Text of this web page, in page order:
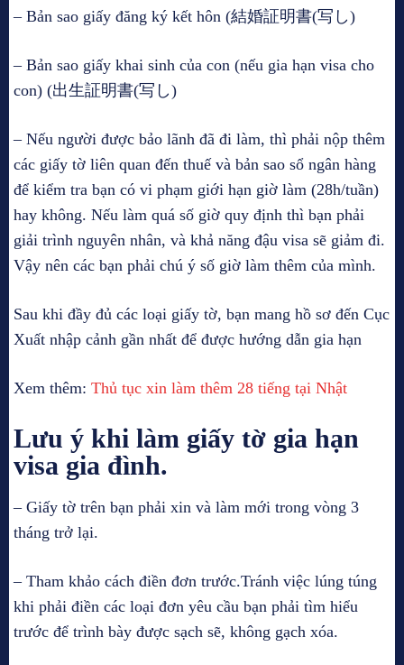
– Bản sao giấy đăng ký kết hôn (結婚証明書(写し)
– Bản sao giấy khai sinh của con (nếu gia hạn visa cho
con) (出生証明書(写し)
– Nếu người được bảo lãnh đã đi làm, thì phải nộp thêm
các giấy tờ liên quan đến thuế và bản sao sổ ngân hàng
để kiểm tra bạn có vi phạm giới hạn giờ làm (28h/tuần)
hay không. Nếu làm quá số giờ quy định thì bạn phải
giải trình nguyên nhân, và khả năng đậu visa sẽ giảm đi.
Vậy nên các bạn phải chú ý số giờ làm thêm của mình.
Sau khi đầy đủ các loại giấy tờ, bạn mang hồ sơ đến Cục
Xuất nhập cảnh gần nhất để được hướng dẫn gia hạn
Xem thêm: Thủ tục xin làm thêm 28 tiếng tại Nhật
Lưu ý khi làm giấy tờ gia hạn
visa gia đình.
– Giấy tờ trên bạn phải xin và làm mới trong vòng 3
tháng trở lại.
– Tham khảo cách điền đơn trước.Tránh việc lúng túng
khi phải điền các loại đơn yêu cầu bạn phải tìm hiểu
trước để trình bày được sạch sẽ, không gạch xóa.